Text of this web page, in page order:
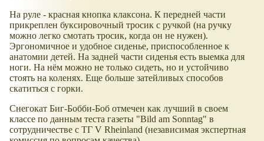
На руле - красная кнопка клаксона. К передней части
прикреплен буксировочный тросик с ручкой (на ручку
можно легко смотать тросик, когда он не нужен).
Эргономичное и удобное сиденье, приспособленное к
анатомии детей. На задней части сиденья есть выемка для
ноги. На нём можно не только сидеть, но и устойчиво
стоять на коленях. Еще больше затейливых способов
скатиться с горки.
Снегокат Биг-Бобби-Боб отмечен как лучший в своем
классе по данным теста газеты "Bild am Sonntag" в
сотрудничестве с TГ V Rheinland (независимая экспертная